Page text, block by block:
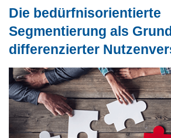
Die bedürfnisorientierte
Segmentierung als
differenzierter